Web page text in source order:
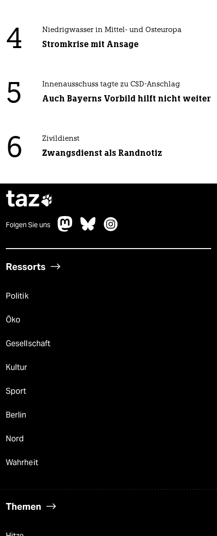
4 Niedrigwasser in Mittel- und Osteuropa
Stromkrise mit Ansage
5 Innenausschuss tagte zu CSD-Anschlag
Auch Bayerns Vorbild hilft nicht weiter
6 Zivildienst
Zwangsdienst als Randnotiz
taz
Folgen Sie uns
Ressorts
Politik
Öko
Gesellschaft
Kultur
Sport
Berlin
Nord
Wahrheit
Themen